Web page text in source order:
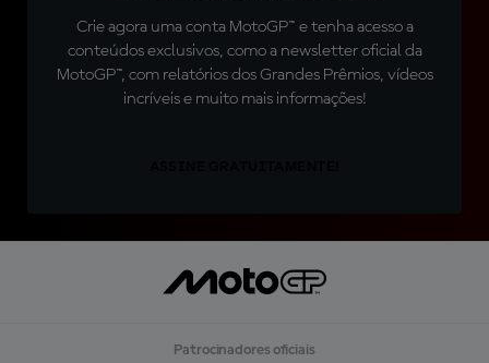
Crie agora uma conta MotoGP™ e tenha acesso a
conteúdos exclusivos, como a newsletter oficial da
MotoGP™, com relatórios dos Grandes Prêmios, vídeos
incríveis e muito mais informações!
Patrocinadores oficiais